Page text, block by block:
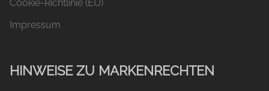
Cookie-Richtlinie (EU)
Impressum
HINWEISE ZU MARKENRECHTEN